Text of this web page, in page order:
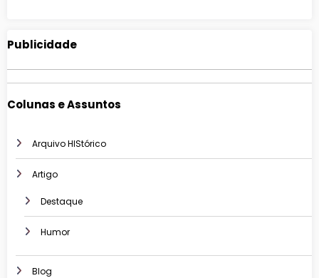
Publicidade
Colunas e Assuntos
Arquivo HIStórico
Artigo
Destaque
Humor
Blog